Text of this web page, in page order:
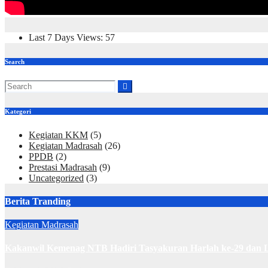
Last 7 Days Views: 57
Search
Kategori
Kegiatan KKM (5)
Kegiatan Madrasah (26)
PPDB (2)
Prestasi Madrasah (9)
Uncategorized (3)
Berita Tranding
Kegiatan Madrasah